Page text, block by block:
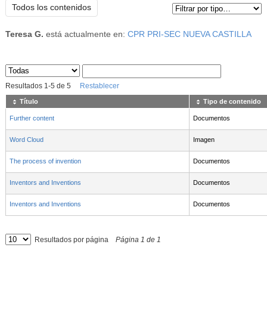
Todos los contenidos
Teresa G. está actualmente en: CPR PRI-SEC NUEVA CASTILLA
Sus archivos
Resultados 1-5 de 5 Restablecer
Título Tipo de contenido
Further content Documentos
Word Cloud Imagen
The process of invention Documentos
Inventors and Inventions Documentos
Inventors and Inventions Documentos
Resultados por página Página 1 de 1